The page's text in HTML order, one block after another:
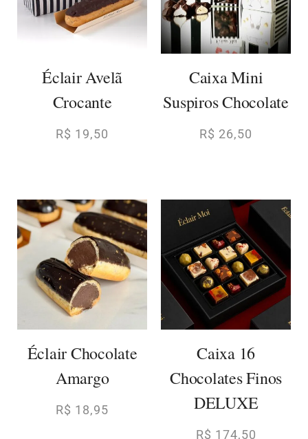
Éclair Avelã
Crocante
R$ 19,50
Caixa Mini
Suspiros Chocolate
R$ 26,50
Éclair Chocolate
Amargo
R$ 18,95
Caixa 16
Chocolates Finos
DELUXE
R$ 174,50